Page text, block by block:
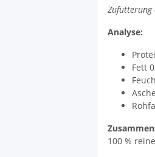
Zufütterung
Analyse:
Fett
100 %